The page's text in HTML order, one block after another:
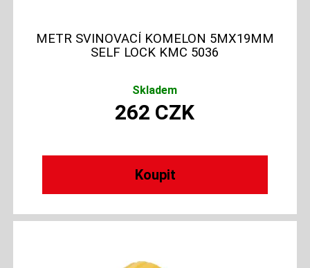
METR SVINOVACÍ KOMELON 5MX19MM
SELF LOCK KMC 5036
Skladem
262 CZK